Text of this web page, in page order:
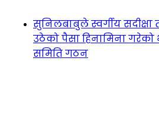
सुनिलबाबुले स्वर्गीय सदीक्षा
उठेको पैसा हिनामिना गरेको
समिति गठन